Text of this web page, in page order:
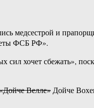
медсестрой и
ФСБ РФ».
хочет сбежать»,
Велле»Дойче